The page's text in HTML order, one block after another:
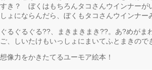
すき？ ぼくはもちろんタコさんウインナーが
しょにならんだら、ぼくもタコさんウインナー
ぐるぐるぐる??、まきまきまき??。あ?めがま
ご、しいたけもいっしょにまいてふとまきので
想像力をかきたてるユーモア絵本！